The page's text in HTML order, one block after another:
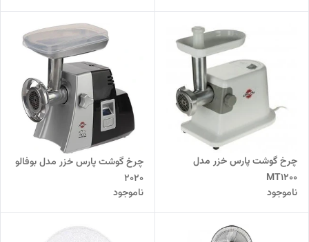
چرخ گوشت پارس خزر مدل
MT1200
ناموجود
چرخ گوشت پارس خزر مدل بوفالو
2020
ناموجود